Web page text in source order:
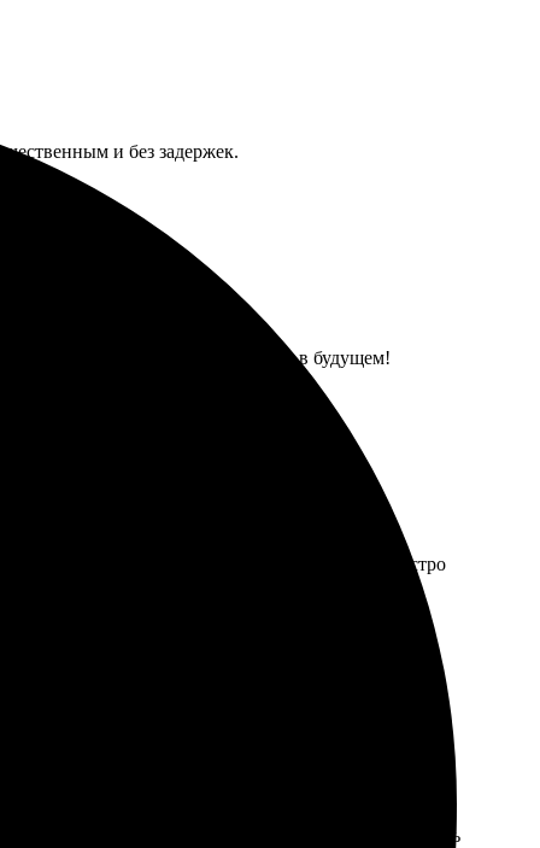
и без задержек.
Обязательно воспользуюсь снова в будущем!
Оформление на сайте интуитивное, быстро
упакованным и с яркими цветами. Очень
интерфейс: все интуитивно понятно. Фото
на высшем уровне. С удовольствием буду заказывать